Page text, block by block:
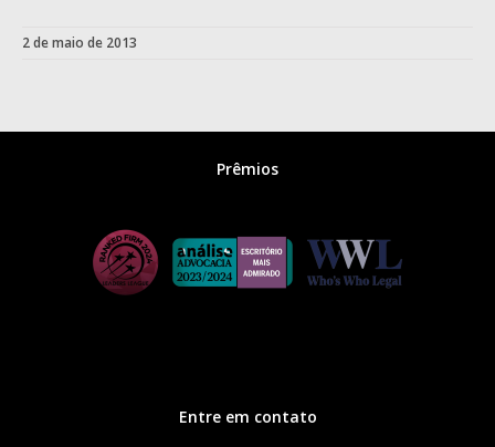
2 de maio de 2013
Prêmios
Entre em contato